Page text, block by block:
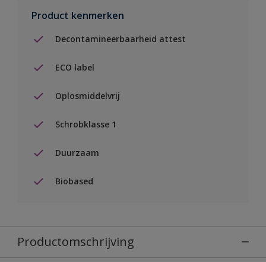
Product kenmerken
Decontamineerbaarheid attest
ECO label
Oplosmiddelvrij
Schrobklasse 1
Duurzaam
Biobased
Productomschrijving